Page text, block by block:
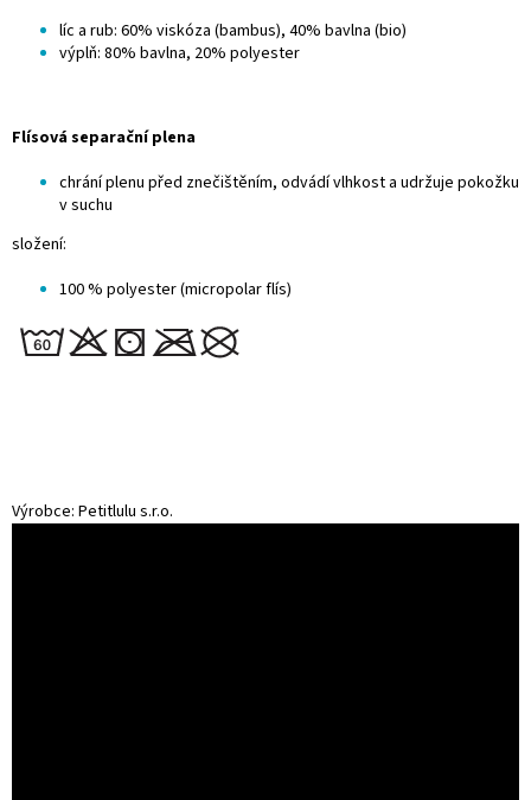
líc a rub: 60% viskóza (bambus), 40% bavlna (bio)
výplň: 80% bavlna, 20% polyester
Flísová separační plena
chrání plenu před znečištěním, odvádí vlhkost a udržuje pokožku
v suchu
složení:
100 % polyester (micropolar flís)
Výrobce: Petitlulu s.r.o.